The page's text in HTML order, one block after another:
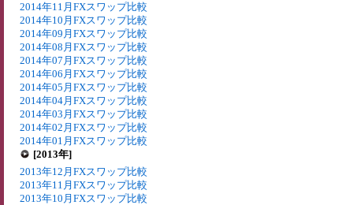
2014年11月FXスワップ比較
2014年10月FXスワップ比較
2014年09月FXスワップ比較
2014年08月FXスワップ比較
2014年07月FXスワップ比較
2014年06月FXスワップ比較
2014年05月FXスワップ比較
2014年04月FXスワップ比較
2014年03月FXスワップ比較
2014年02月FXスワップ比較
2014年01月FXスワップ比較
[2013年]
2013年12月FXスワップ比較
2013年11月FXスワップ比較
2013年10月FXスワップ比較